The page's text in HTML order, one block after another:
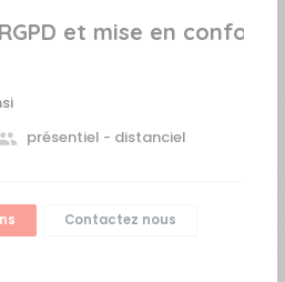
et mise en
présentiel - distanciel
Contactez nous